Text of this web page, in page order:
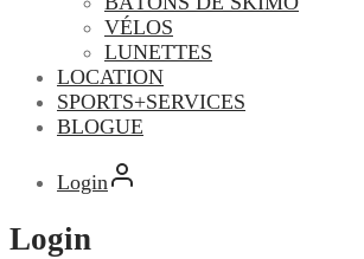
VÉLOS
LUNETTES
LOCATION
SPORTS+SERVICES
BLOGUE
Login
Login